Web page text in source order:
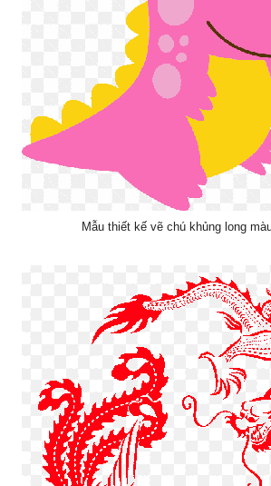
Mẫu thiết kế vẽ chú khủng long